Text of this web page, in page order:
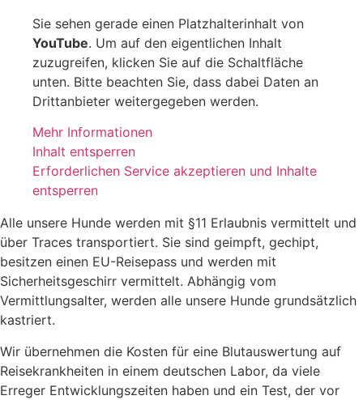
Sie sehen gerade einen Platzhalterinhalt von
YouTube. Um auf den eigentlichen Inhalt
zuzugreifen, klicken Sie auf die Schaltfläche
unten. Bitte beachten Sie, dass dabei Daten an
Drittanbieter weitergegeben werden.
Mehr Informationen
Inhalt entsperren
Erforderlichen Service akzeptieren und Inhalte
entsperren
Alle unsere Hunde werden mit §11 Erlaubnis vermittelt und
über Traces transportiert. Sie sind geimpft, gechipt,
besitzen einen EU-Reisepass und werden mit
Sicherheitsgeschirr vermittelt. Abhängig vom
Vermittlungsalter, werden alle unsere Hunde grundsätzlich
kastriert.
Wir übernehmen die Kosten für eine Blutauswertung auf
Reisekrankheiten in einem deutschen Labor, da viele
Erreger Entwicklungszeiten haben und ein Test, der vor